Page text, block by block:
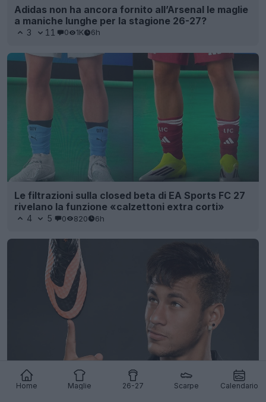
Home Maglie 26-27 Scarpe Calendario
Adidas non ha ancora fornito all’Arsenal le maglie
a maniche lunghe per la stagione 26-27?
3 11 0 1K 6h
Le filtrazioni sulla closed beta di EA Sports FC 27
rivelano la funzione «calzettoni extra corti»
4 5 0 820 6h